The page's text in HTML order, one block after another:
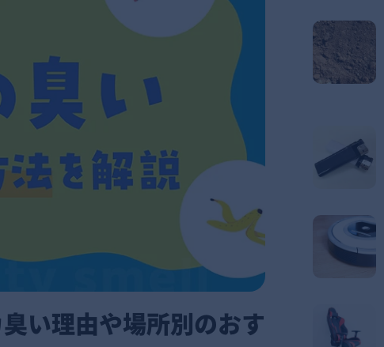
い理由や場所別のおす